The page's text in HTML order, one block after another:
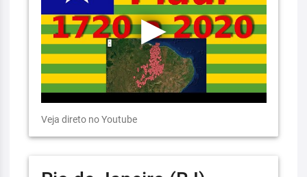
Veja direto no Youtube